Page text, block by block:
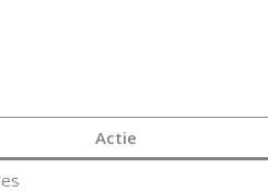
Actie